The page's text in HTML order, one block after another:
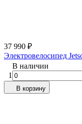
37 990 ₽
Электровелосипед
В наличии
1
В корзину